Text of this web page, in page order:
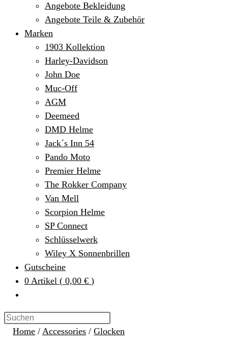
Angebote Bekleidung
Angebote Teile & Zubehör
Marken
1903 Kollektion
Harley-Davidson
John Doe
Muc-Off
AGM
Deemeed
DMD Helme
Jack´s Inn 54
Pando Moto
Premier Helme
The Rokker Company
Van Mell
Scorpion Helme
SP Connect
Schlüsselwerk
Wiley X Sonnenbrillen
Gutscheine
0 Artikel ( 0,00 € )
Home / Accessories / Glocken